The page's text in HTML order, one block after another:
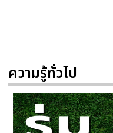
ความรู้ทั่วไป